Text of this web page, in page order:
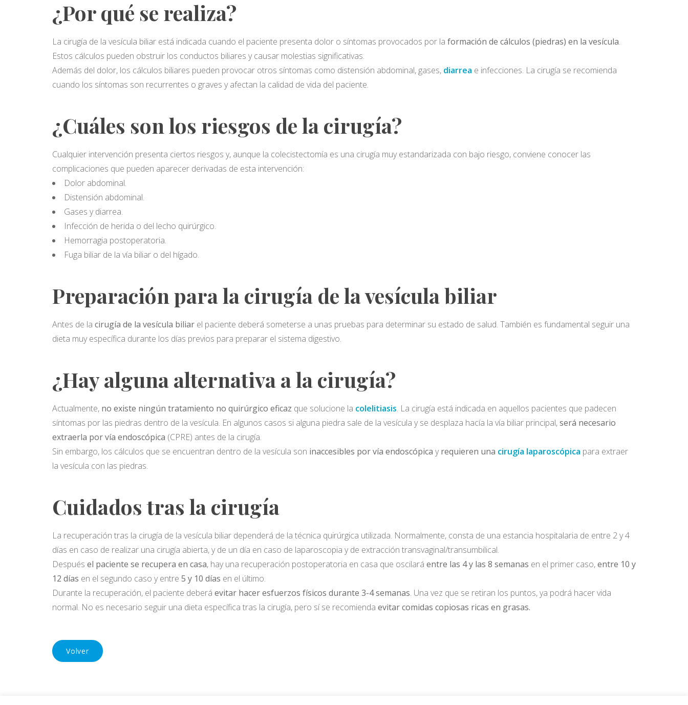
¿Por qué se realiza?
La cirugía de la vesícula biliar está indicada cuando el paciente presenta dolor o síntomas provocados por la formación de cálculos (piedras) en la vesícula.
Estos cálculos pueden obstruir los conductos biliares y causar molestias significativas.
Además del dolor, los cálculos biliares pueden provocar otros síntomas como distensión abdominal, gases, diarrea e infecciones. La cirugía se recomienda
cuando los síntomas son recurrentes o graves y afectan la calidad de vida del paciente.
¿Cuáles son los riesgos de la cirugía?
Cualquier intervención presenta ciertos riesgos y, aunque la colecistectomía es una cirugía muy estandarizada con bajo riesgo, conviene conocer las
complicaciones que pueden aparecer derivadas de esta intervención:
Dolor abdominal.
Distensión abdominal.
Gases y diarrea.
Infección de herida o del lecho quirúrgico.
Hemorragia postoperatoria.
Fuga biliar de la vía biliar o del hígado.
Preparación para la cirugía de la vesícula biliar
Antes de la cirugía de la vesícula biliar el paciente deberá someterse a unas pruebas para determinar su estado de salud. También es fundamental seguir una
dieta muy específica durante los días previos para preparar el sistema digestivo.
¿Hay alguna alternativa a la cirugía?
Actualmente, no existe ningún tratamiento no quirúrgico eficaz que solucione la colelitiasis. La cirugía está indicada en aquellos pacientes que padecen
síntomas por las piedras dentro de la vesícula. En algunos casos si alguna piedra sale de la vesícula y se desplaza hacía la vía biliar principal,será necesario
extraerla por vía endoscópica (CPRE) antes de la cirugía.
Sin embargo, los cálculos que se encuentran dentro de la vesícula son inaccesibles por vía endoscópica yrequieren una cirugía laparoscópica para extraer
la vesícula con las piedras.
Cuidados tras la cirugía
La recuperación tras la cirugía de la vesícula biliar dependerá de la técnica quirúrgica utilizada. Normalmente, consta de una estancia hospitalaria de entre 2 y 4
días en caso de realizar una cirugía abierta, y de un día en caso de laparoscopia y de extracción transvaginal/transumbilical.
Después el paciente se recupera en casa, hay una recuperación postoperatoria en casa que oscilará entre las 4 y las 8 semanas en el primer caso,entre 10 y
12 días en el segundo caso y entre 5 y 10 días en el último.
Durante la recuperación, el paciente deberá evitar hacer esfuerzos físicos durante 3-4 semanas. Una vez que se retiran los puntos, ya podrá hacer vida
normal. No es necesario seguir una dieta específica tras la cirugía, pero sí se recomienda evitar comidas copiosas ricas en grasas.
Volver